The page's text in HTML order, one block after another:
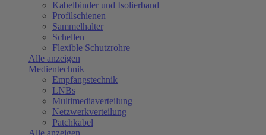
Kabelbinder und Isolierband
Profilschienen
Sammelhalter
Schellen
Flexible Schutzrohre
Alle anzeigen
Medientechnik
Empfangstechnik
LNBs
Multimediaverteilung
Netzwerkverteilung
Patchkabel